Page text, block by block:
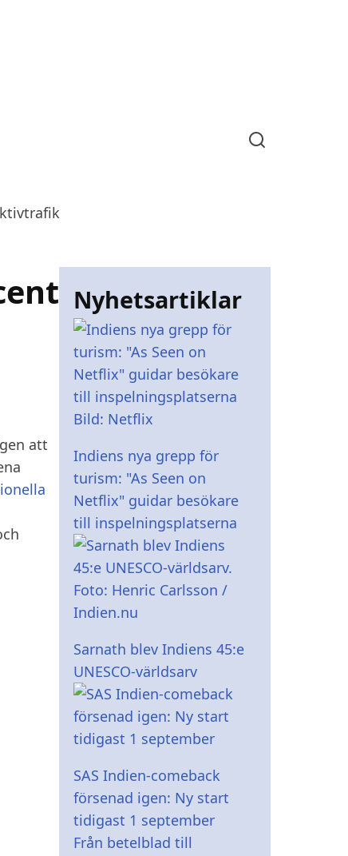
att
Nyhetsartiklar
Indiens nya grepp för
turism: "As Seen on
Netflix" guidar besökare
till inspelningsplatserna
Sarnath blev Indiens 45:e
UNESCO-världsarv
SAS Indien-comeback
försenad igen: Ny start
tidigast 1 september
Från betelblad till